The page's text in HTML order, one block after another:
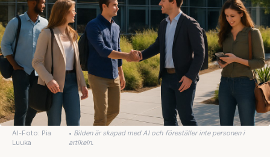
AI-Foto: Pia
Luuka
• Bilden är skapad med AI och föreställer inte personen i
artikeln.